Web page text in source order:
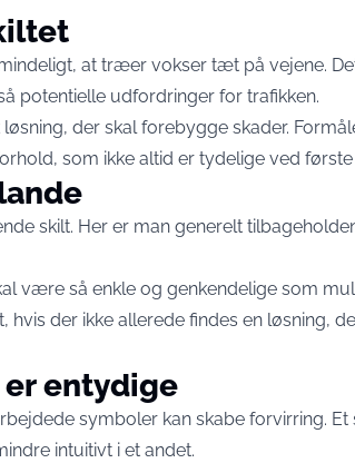
at træer vokser tæt på vejene.
potentielle udfordringer for trafikken.
der skal forebygge skader.
som ikke altid er tydelige ved første
skilt. Her er man generelt
være så enkle og genkendelige som
hvis der ikke allerede findes en løsning,
entydige
symboler kan skabe forvirring. Et
intuitivt i et andet.